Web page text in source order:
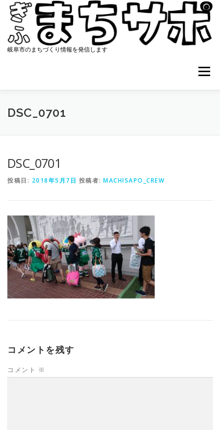
プ
岐阜市のまちづくり情報を発信します
メニュー
ホーム まちサポについて
DSC_0701
DSC_0701
投稿日: 2018年5月7日 投稿者: MACHISAPO_CREW
コメントを残す
コメント ※